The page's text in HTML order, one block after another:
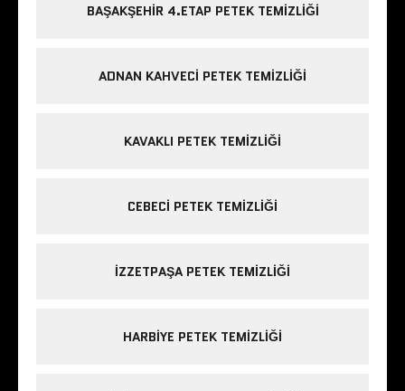
BAŞAKŞEHIR 4.ETAP PETEK TEMIZLIĞI
ADNAN KAHVECI PETEK TEMIZLIĞI
KAVAKLI PETEK TEMIZLIĞI
CEBECI PETEK TEMIZLIĞI
IZZETPAŞA PETEK TEMIZLIĞI
HARBIYE PETEK TEMIZLIĞI